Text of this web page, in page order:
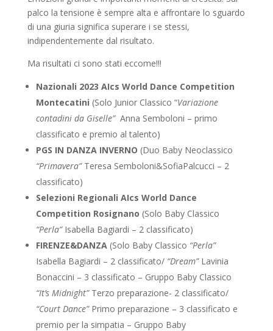
palco la tensione è sempre alta e affrontare lo sguardo
di una giuria significa superare i se stessi,
indipendentemente dal risultato.
Ma risultati ci sono stati eccome!!!
Nazionali 2023 AIcs World Dance Competition
Montecatini (Solo Junior Classico “Variazione
contadini da Giselle” Anna Semboloni – primo
classificato e premio al talento)
PGS IN DANZA INVERNO (Duo Baby Neoclassico
“Primavera”Teresa Semboloni&SofiaPalcucci – 2
classificato)
Selezioni Regionali AIcs World Dance
Competition Rosignano (Solo Baby Classico
“Perla”Isabella Bagiardi – 2 classificato)
FIRENZE&DANZA(Solo Baby Classico “Perla”
Isabella Bagiardi – 2 classificato/ “Dream”Lavinia
Bonaccini – 3 classificato – Gruppo Baby Classico
“It’s Midnight”Terzo preparazione- 2 classificato/
“Court Dance”Primo preparazione – 3 classificato e
premio per la simpatia – Gruppo Baby